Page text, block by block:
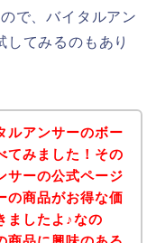
で、バイタルアン
てみるのもあり
ルアンサーのボー
てみました！その
サーの公式ページ
の商品がお得な価
ましたよ♪なの